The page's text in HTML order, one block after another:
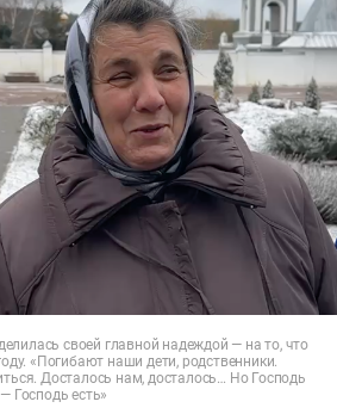
своей главной надеждой — на то, что
«Погибают наши дети, родственники.
Досталось нам, досталось… Но Господь
Господь есть»